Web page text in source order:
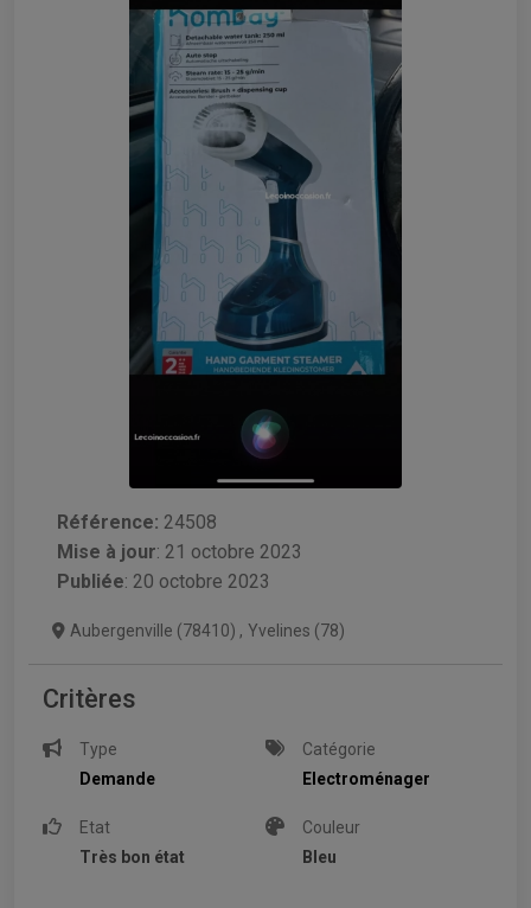
Référence: 24508
Mise à jour: 21 octobre 2023
Publiée: 20 octobre 2023
Aubergenville (78410) , Yvelines (78)
Critères
Type
Demande
Catégorie
Electroménager
Etat
Très bon état
Couleur
Bleu